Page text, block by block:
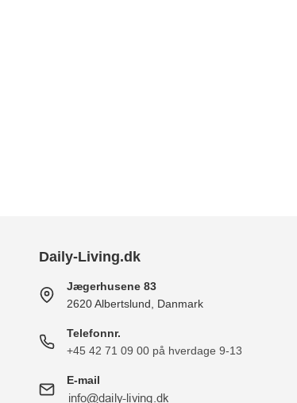
Daily-Living.dk
Jægerhusene 83
2620 Albertslund, Danmark
Telefonnr.
+45 42 71 09 00 på hverdage 9-13
E-mail